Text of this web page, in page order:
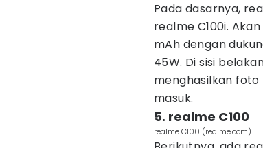
Pada dasarnya,
realme C100i.
mAh dengan
45W. Di sisi
menghasilkan foto
masuk.
5. realme C100
realme C100 (realme.com)